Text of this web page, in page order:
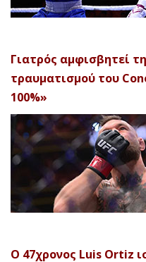
Γιατρός αμφισβητεί
τραυματισμού του
100%»
Ο 47χρονος Luis Ortiz